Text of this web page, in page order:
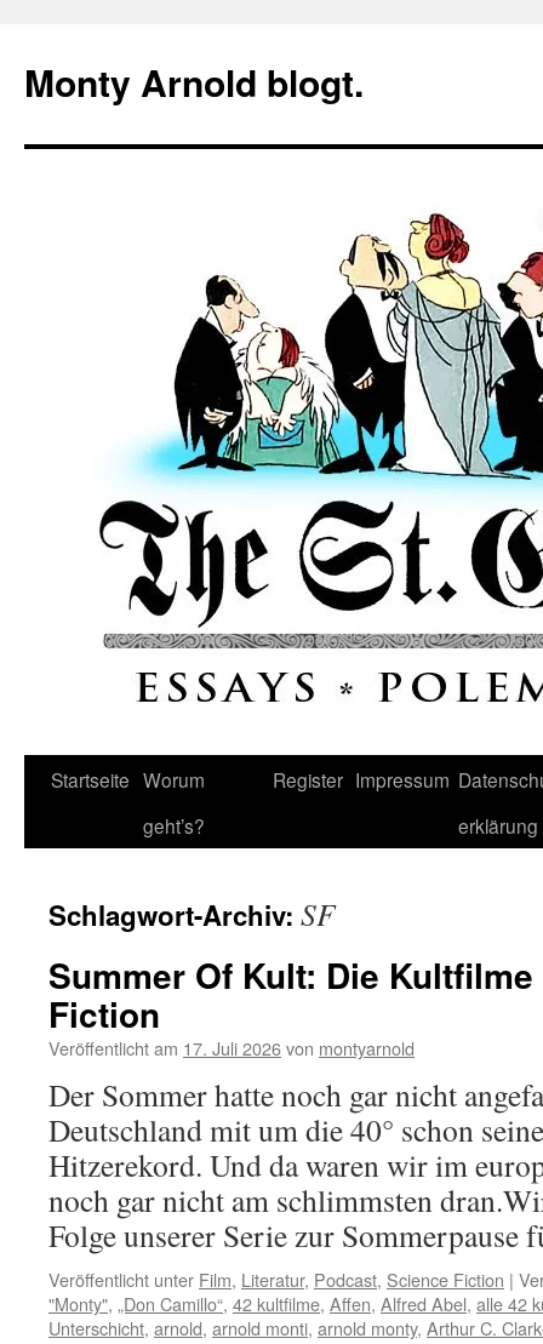
springen
Monty Arnold blogt.
Startseite Worum
geht’s?
Register Impressum
erklärung
Schlagwort-Archiv: SF
Summer Of Kult: Die
Fiction
Veröffentlicht am 17. Juli 2026von montyarnold
Der Sommer hatte noch gar nicht
Deutschland mit um die 40° schon
Hitzerekord. Und da waren wir im
noch gar nicht am schlimmsten
Folge unserer Serie zur
Veröffentlicht unter Film, Literatur, Podcast, Science Fiction |
"Monty", „Don Camillo“, 42 kultfilme, Affen, Alfred Abel, alle 42
Unterschicht, arnold, arnold monti, arnold monty, Arthur C.